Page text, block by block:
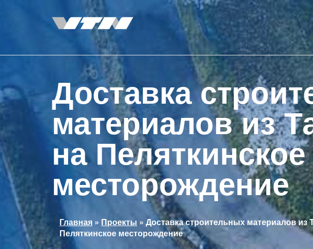
Доставка
материалов из
на Пеляткинское
месторождение
Вы
здесь
Главная » Проекты » Доставка строительных материалов из
Пеляткинское месторождение